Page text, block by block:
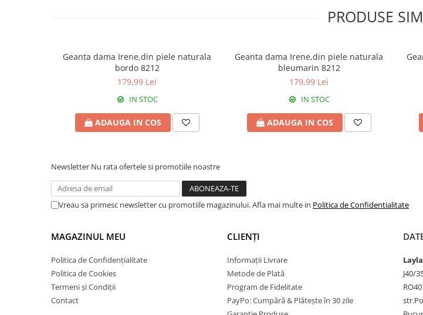
PRODUSE
Geanta dama Irene,din piele naturala
bordo 8212
179,99 Lei
IN STOC
ADAUGA IN COS
Geanta dama Irene,din piele naturala
bleumarin 8212
179,99 Lei
IN STOC
ADAUGA IN COS
Newsletter Nu rata ofertele si promotiile noastre
Vreau sa primesc newsletter cu promotiile magazinului. Afla mai multe in Politica de Confidentialitate
MAGAZINUL MEU
Politica de Confidențialitate
Politica de Cookies
Termeni și Condiții
Contact
CLIENȚI
Informații Livrare
Metode de Plată
Program de Fidelitate
PayPo: Cumpără & Plătește în 30 zile
J40/